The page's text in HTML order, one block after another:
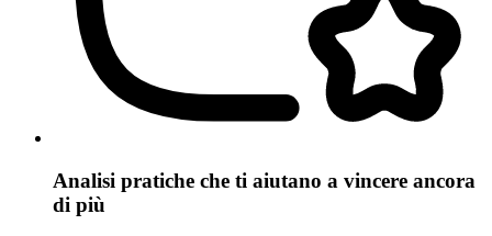
Analisi pratiche che ti aiutano a vincere ancora
di più